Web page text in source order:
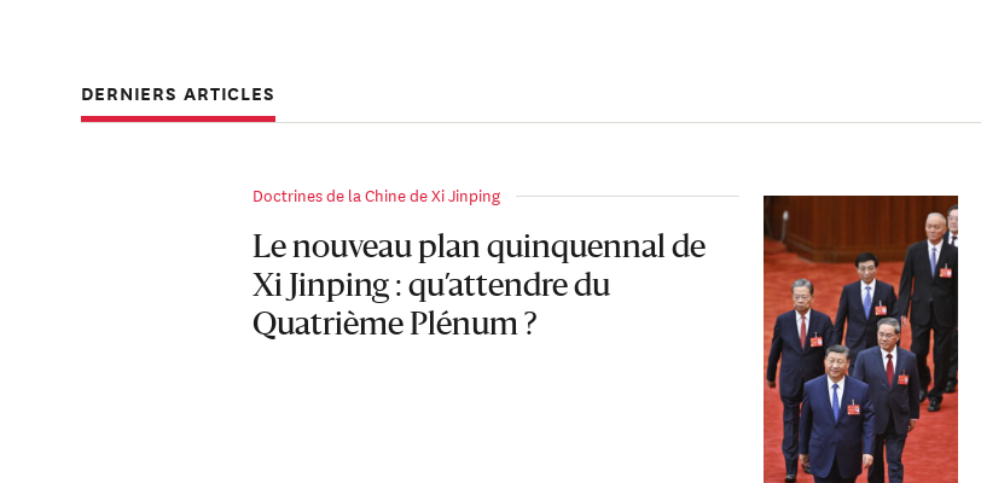
DERNIERS ARTICLES
Doctrines de la Chine de Xi Jinping
Le nouveau plan quinquennal de
Xi Jinping : qu’attendre du
Quatrième Plénum ?